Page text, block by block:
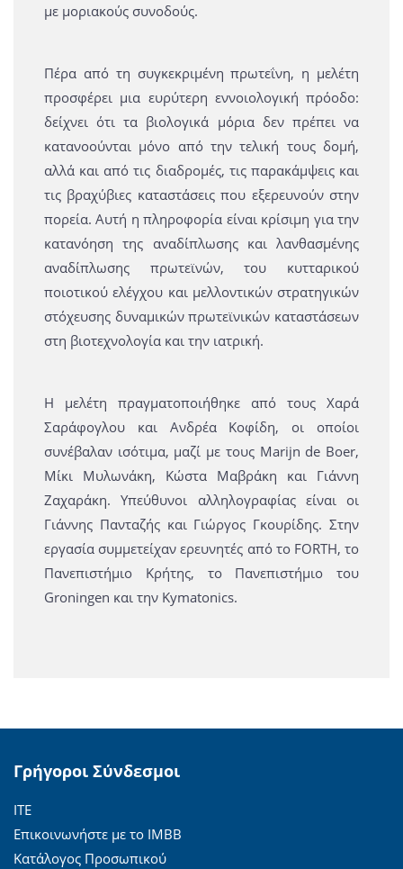
με μοριακούς συνοδούς.
Πέρα από τη συγκεκριμένη πρωτεΐνη, η μελέτη
προσφέρει μια ευρύτερη εννοιολογική πρόοδο:
δείχνει ότι τα βιολογικά μόρια δεν πρέπει να
κατανοούνται μόνο από την τελική τους δομή,
αλλά και από τις διαδρομές, τις παρακάμψεις και
τις βραχύβιες καταστάσεις που εξερευνούν στην
πορεία. Αυτή η πληροφορία είναι κρίσιμη για την
κατανόηση της αναδίπλωσης και λανθασμένης
αναδίπλωσης πρωτεϊνών, του κυτταρικού
ποιοτικού ελέγχου και μελλοντικών στρατηγικών
στόχευσης δυναμικών πρωτεϊνικών καταστάσεων
στη βιοτεχνολογία και την ιατρική.
Η μελέτη πραγματοποιήθηκε από τους Χαρά
Σαράφογλου και Ανδρέα Κοφίδη, οι οποίοι
συνέβαλαν ισότιμα, μαζί με τους Marijn de Boer,
Μίκι Μυλωνάκη, Κώστα Μαβράκη και Γιάννη
Ζαχαράκη. Υπεύθυνοι αλληλογραφίας είναι οι
Γιάννης Πανταζής και Γιώργος Γκουρίδης. Στην
εργασία συμμετείχαν ερευνητές από το FORTH, το
Πανεπιστήμιο Κρήτης, το Πανεπιστήμιο του
Groningen και την Kymatonics.
Γρήγοροι Σύνδεσμοι
ΙΤΕ
Επικοινωνήστε με το ΙΜΒΒ
Κατάλογος Προσωπικού